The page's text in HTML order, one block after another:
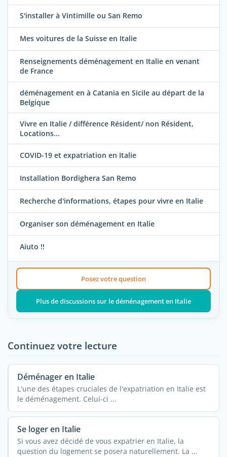
S'installer à Vintimille ou San Remo
Mes voitures de la Suisse en Italie
Renseignements déménagement en Italie en venant
de France
déménagement en à Catania en Sicile au départ de la
Belgique
Vivre en Italie / différence Résident/ non Résident,
Locations...
COVID-19 et expatriation en Italie
Installation Bordighera San Remo
Recherche d'informations, étapes pour vivre en Italie
Organiser son déménagement en Italie
Aiuto !!
Posez votre question
Plus de discussions sur le déménagement en Italie
Continuez votre lecture
Déménager en Italie
L'une des étapes cruciales de l'expatriation en Italie est
le déménagement. Celui-ci ...
Se loger en Italie
Si vous avez décidé de vous expatrier en Italie, la
question du logement se posera naturellement. La ...